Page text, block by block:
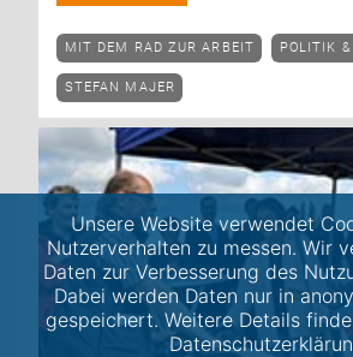
MIT DEM RAD ZUR ARBEIT POLITIK &
STEFAN MAJER
Unsere Website verwendet
Nutzerverhalten zu messen. Wir
Daten zur Verbesserung des
Dabei werden Daten nur in
gespeichert. Weitere Details